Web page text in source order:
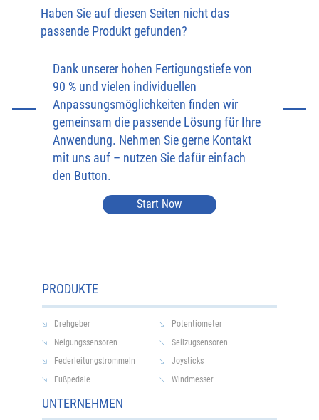
Haben Sie auf diesen Seiten nicht das
passende Produkt gefunden?
Dank unserer hohen Fertigungstiefe von
90 % und vielen individuellen
Anpassungsmöglichkeiten finden wir
gemeinsam die passende Lösung für Ihre
Anwendung. Nehmen Sie gerne Kontakt
mit uns auf – nutzen Sie dafür einfach
den Button.
Start Now
PRODUKTE
UNTERNEHMEN
Drehgeber
Potentiometer
Neigungssensoren
Seilzugsensoren
Federleitungstrommeln
Joysticks
Fußpedale
Windmesser